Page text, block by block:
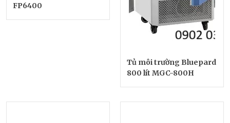
FP6400
Tủ môi trường Bluepard
800 lít MGC-800H